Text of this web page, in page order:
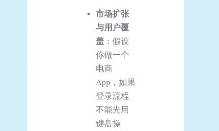
市场扩张
与用户覆
盖 ：假设
你做一个
电商
App，如果
登录流程
不能光用
键盘操